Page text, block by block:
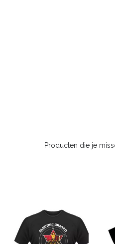
Producten die je